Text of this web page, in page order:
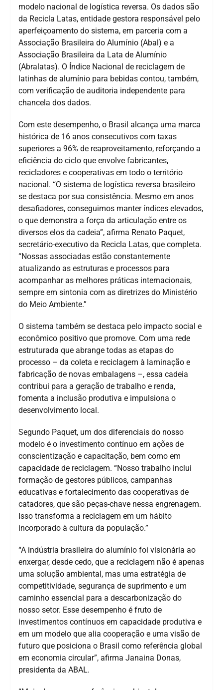
modelo nacional de logística reversa. Os dados são
da Recicla Latas, entidade gestora responsável pelo
aperfeiçoamento do sistema, em parceria com a
Associação Brasileira do Alumínio (Abal) e a
Associação Brasileira da Lata de Alumínio
(Abralatas). O Índice Nacional de reciclagem de
latinhas de alumínio para bebidas contou, também,
com verificação de auditoria independente para
chancela dos dados.
Com este desempenho, o Brasil alcança uma marca
histórica de 16 anos consecutivos com taxas
superiores a 96% de reaproveitamento, reforçando a
eficiência do ciclo que envolve fabricantes,
recicladores e cooperativas em todo o território
nacional. “O sistema de logística reversa brasileiro
se destaca por sua consistência. Mesmo em anos
desafiadores, conseguimos manter índices elevados,
o que demonstra a força da articulação entre os
diversos elos da cadeia”, afirma Renato Paquet,
secretário-executivo da Recicla Latas, que completa.
“Nossas associadas estão constantemente
atualizando as estruturas e processos para
acompanhar as melhores práticas internacionais,
sempre em sintonia com as diretrizes do Ministério
do Meio Ambiente.”
O sistema também se destaca pelo impacto social e
econômico positivo que promove. Com uma rede
estruturada que abrange todas as etapas do
processo – da coleta e reciclagem à laminação e
fabricação de novas embalagens –, essa cadeia
contribui para a geração de trabalho e renda,
fomenta a inclusão produtiva e impulsiona o
desenvolvimento local.
Segundo Paquet, um dos diferenciais do nosso
modelo é o investimento contínuo em ações de
conscientização e capacitação, bem como em
capacidade de reciclagem. “Nosso trabalho inclui
formação de gestores públicos, campanhas
educativas e fortalecimento das cooperativas de
catadores, que são peças-chave nessa engrenagem.
Isso transforma a reciclagem em um hábito
incorporado à cultura da população.”
“A indústria brasileira do alumínio foi visionária ao
enxergar, desde cedo, que a reciclagem não é apenas
uma solução ambiental, mas uma estratégia de
competitividade, segurança de suprimento e um
caminho essencial para a descarbonização do
nosso setor. Esse desempenho é fruto de
investimentos contínuos em capacidade produtiva e
em um modelo que alia cooperação e uma visão de
futuro que posiciona o Brasil como referência global
em economia circular”, afirma Janaina Donas,
presidenta da ABAL.